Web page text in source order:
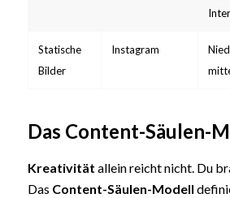
Statische
Bilder
Instagram
Das Content-Säulen-
Kreativität allein reicht nicht. Du
Das Content-Säulen-Modell